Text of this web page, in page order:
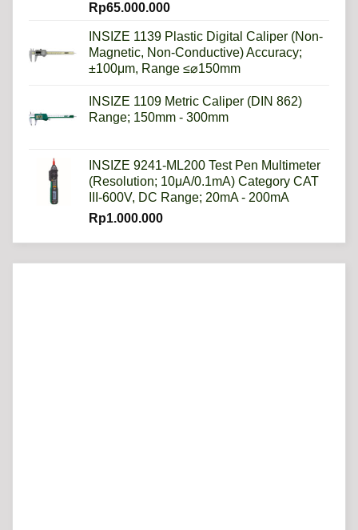
Rp65.000.000
INSIZE 1139 Plastic Digital Caliper (Non-
Magnetic, Non-Conductive) Accuracy;
±100μm, Range ≤⌀150mm
INSIZE 1109 Metric Caliper (DIN 862)
Range; 150mm - 300mm
INSIZE 9241-ML200 Test Pen Multimeter
(Resolution; 10μA/0.1mA) Category CAT
III-600V, DC Range; 20mA - 200mA
Rp1.000.000